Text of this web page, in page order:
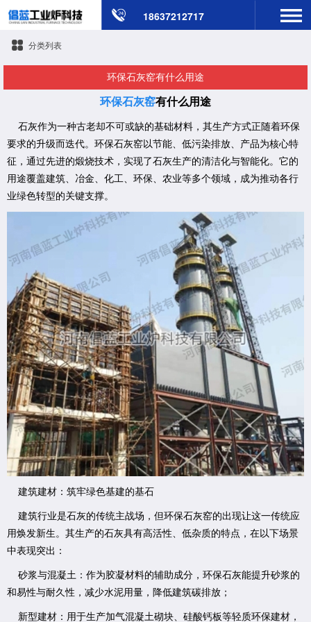
18637212717
分类列表
​环保石灰窑有什么用途
环保石灰窑有什么用途
石灰作为一种古老却不可或缺的基础材料，其生产方式正随着环保
要求的升级而迭代。环保石灰窑以节能、低污染排放、产品为核心特
征，通过先进的煅烧技术，实现了石灰生产的清洁化与智能化。它的
用途覆盖建筑、冶金、化工、环保、农业等多个领域，成为推动各行
业绿色转型的关键支撑。
建筑建材：筑牢绿色基建的基石
建筑行业是石灰的传统主战场，但环保石灰窑的出现让这一传统应
用焕发新生。其生产的石灰具有高活性、低杂质的特点，在以下场景
中表现突出：
砂浆与混凝土：作为胶凝材料的辅助成分，环保石灰能提升砂浆的
和易性与耐久性，减少水泥用量，降低建筑碳排放；
新型建材：用于生产加气混凝土砌块、硅酸钙板等轻质环保建材，